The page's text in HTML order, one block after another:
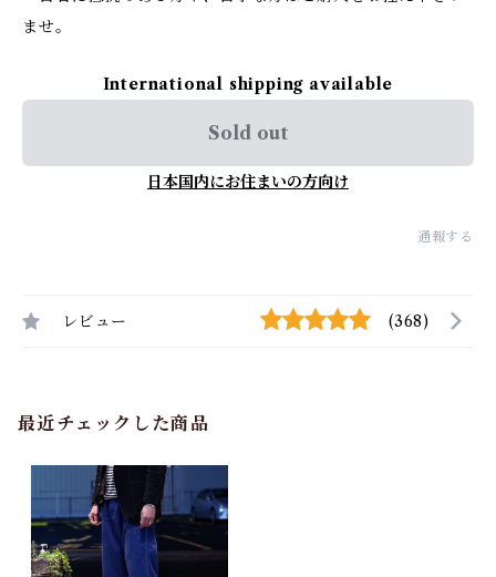
ませ。
International shipping available
Sold out
日本国内にお住まいの方向け
通報する
レビュー (368)
最近チェックした商品